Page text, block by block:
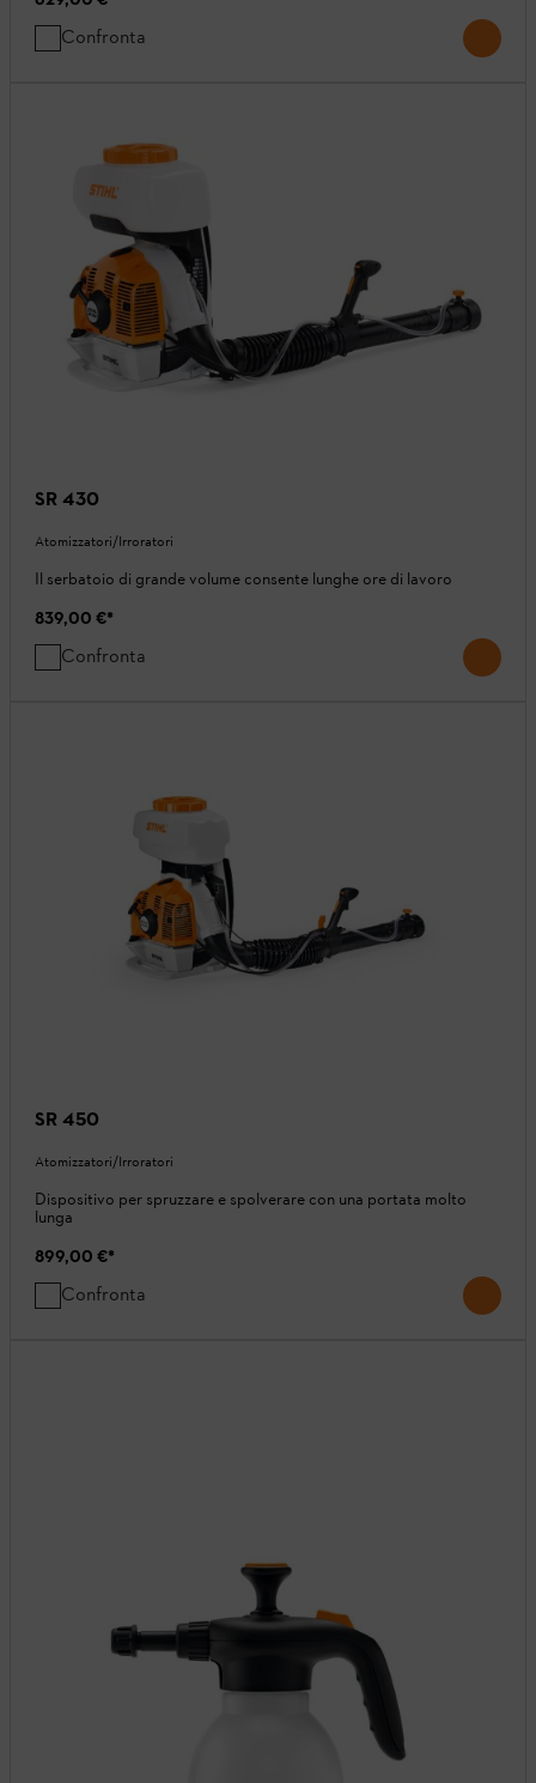
Confronta
SR 430
Atomizzatori/Irroratori
Il serbatoio di grande volume consente lunghe ore di lavoro
839,00 €*
Confronta
SR 450
Atomizzatori/Irroratori
Dispositivo per spruzzare e spolverare con una portata molto
lunga
899,00 €*
Confronta